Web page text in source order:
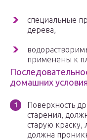
специальные
дерева,
применены к
домашних
Поверхность
старения,
старую краску,
должна